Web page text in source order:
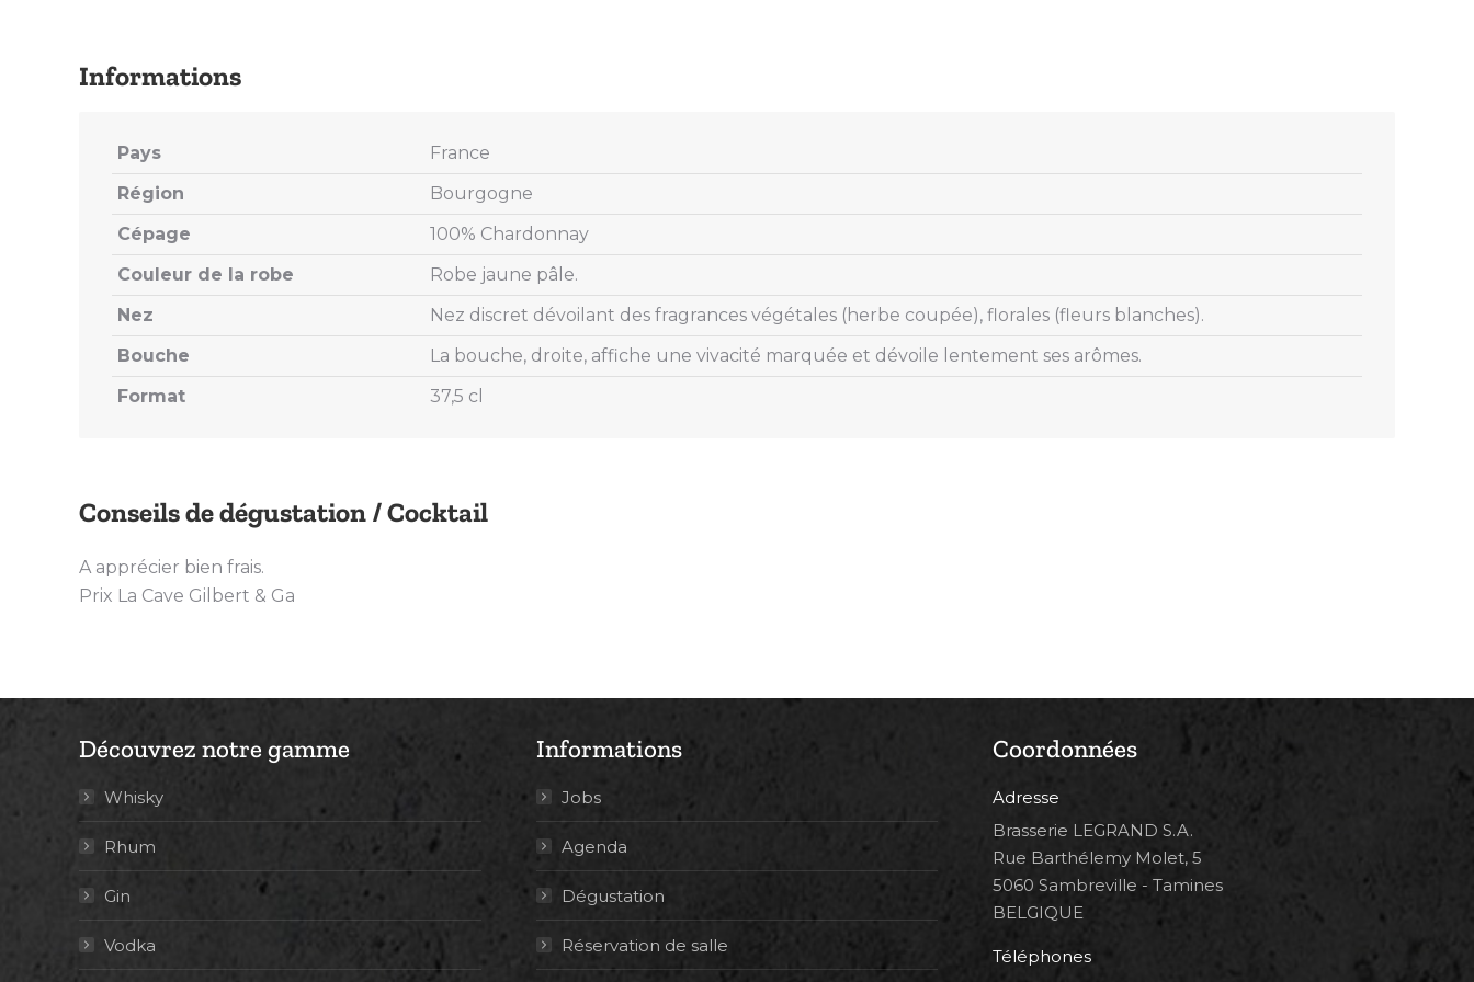
Conseils de dégustation / Cocktail
A apprécier bien frais.
Prix La Cave Gilbert & Ga
Pays
France
Région
Bourgogne
Cépage
100% Chardonnay
Couleur de la robe
Robe jaune pâle.
Nez
Nez discret dévoilant des fragrances végétales (herbe coupée), florales (fleurs blanches).
Bouche
La bouche, droite, affiche une vivacité marquée et dévoile lentement ses arômes.
Format
37,5 cl
Découvrez notre gamme
Whisky
Rhum
Gin
Vodka
Informations
Jobs
Agenda
Dégustation
Réservation de salle
Coordonnées
Adresse
Brasserie LEGRAND S.A.
Rue Barthélemy Molet, 5
5060 Sambreville - Tamines
BELGIQUE
Téléphones